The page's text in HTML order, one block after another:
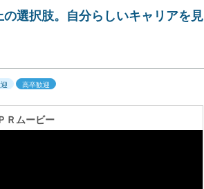
選択肢。自分らしいキャリアを見
高卒歓迎
Ｒムービー